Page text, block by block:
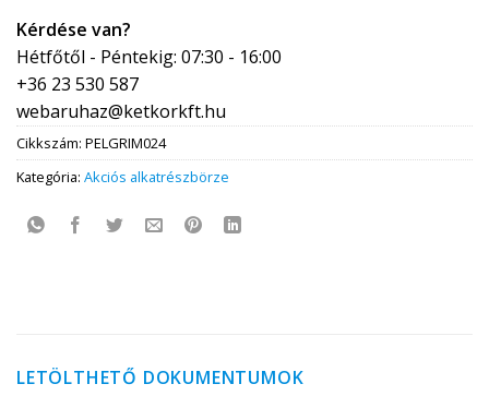
Kérdése van?
Hétfőtől - Péntekig: 07:30 - 16:00
+36 23 530 587
webaruhaz@ketkorkft.hu
Cikkszám: PELGRIM024
Kategória: Akciós alkatrészbörze
LETÖLTHETŐ DOKUMENTUMOK